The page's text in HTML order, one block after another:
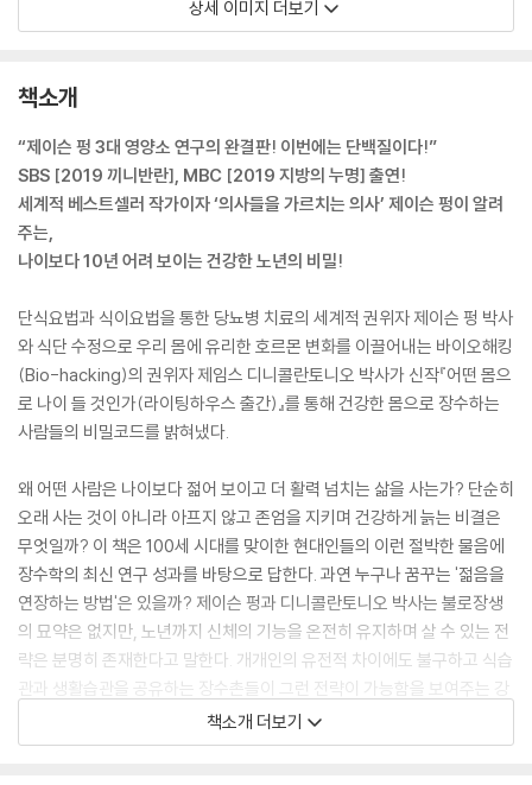
상세 이미지 더보기
책소개
“제이슨 펑 3대 영양소 연구의 완결판! 이번에는 단백질이다!”
SBS [2019 끼니반란], MBC [2019 지방의 누명] 출연!
세계적 베스트셀러 작가이자 ‘의사들을 가르치는 의사’ 제이슨 펑이 알려
주는,
나이보다 10년 어려 보이는 건강한 노년의 비밀!
단식요법과 식이요법을 통한 당뇨병 치료의 세계적 권위자 제이슨 펑 박사
와 식단 수정으로 우리 몸에 유리한 호르몬 변화를 이끌어내는 바이오해킹
(Bio-hacking)의 권위자 제임스 디니콜란토니오 박사가 신작『어떤 몸으
로 나이 들 것인가(라이팅하우스 출간)』를 통해 건강한 몸으로 장수하는
사람들의 비밀코드를 밝혀냈다.
왜 어떤 사람은 나이보다 젊어 보이고 더 활력 넘치는 삶을 사는가? 단순히
오래 사는 것이 아니라 아프지 않고 존엄을 지키며 건강하게 늙는 비결은
무엇일까? 이 책은 100세 시대를 맞이한 현대인들의 이런 절박한 물음에
장수학의 최신 연구 성과를 바탕으로 답한다. 과연 누구나 꿈꾸는 '젊음을
연장하는 방법'은 있을까? 제이슨 펑과 디니콜란토니오 박사는 불로장생
의 묘약은 없지만, 노년까지 신체의 기능을 온전히 유지하며 살 수 있는 전
략은 분명히 존재한다고 말한다. 개개인의 유전적 차이에도 불구하고 식습
관과 생활습관을 공유하는 장수촌들이 그런 전략이 가능함을 보여주는 강
책소개 더보기